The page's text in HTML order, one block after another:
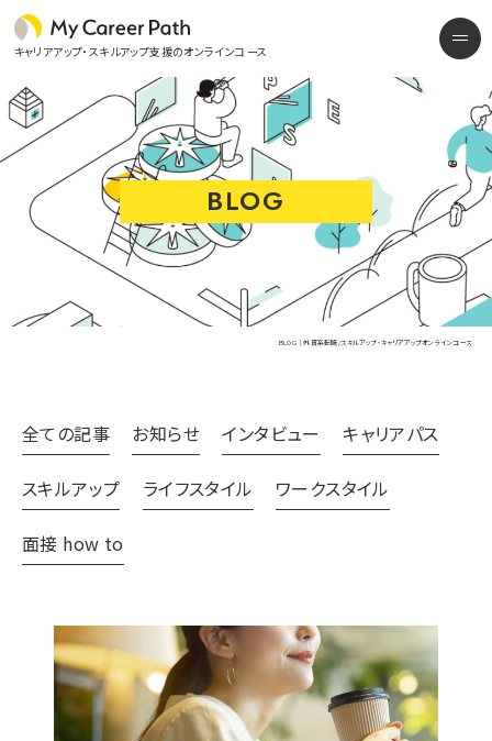
キャリアアップ・スキルアップ支援のオンラインコース
BLOG | 外資系転職/スキルアップ・キャリアアップオンラインコース
BLOG
全ての記事 お知らせ インタビュー キャリアパス
スキルアップ ライフスタイル ワークスタイル
面接 how to